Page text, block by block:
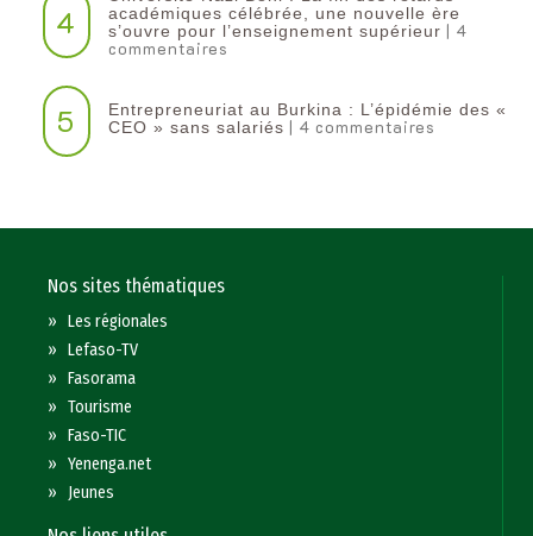
4
académiques célébrée, une nouvelle ère
s’ouvre pour l’enseignement supérieur | 4
commentaires
5
Entrepreneuriat au Burkina : L’épidémie des «
CEO » sans salariés | 4 commentaires
Nos sites thématiques
»Les régionales
»Lefaso-TV
»Fasorama
»Tourisme
»Faso-TIC
»Yenenga.net
» Jeunes